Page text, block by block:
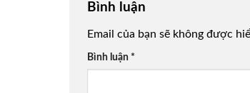
Bình luận
Email của bạn sẽ không được
Bình luận *